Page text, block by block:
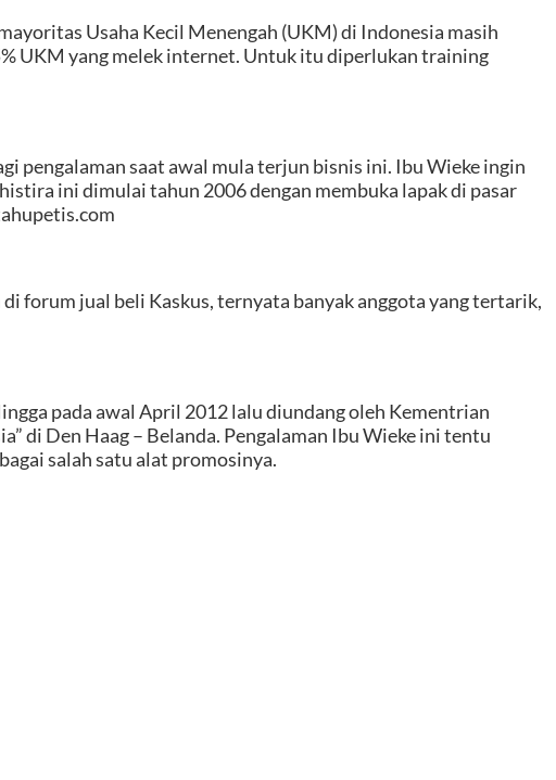
Usaha Kecil Menengah (UKM) di Indonesia masih
UKM yang melek internet. Untuk itu diperlukan training
pengalaman saat awal mula terjun bisnis ini. Ibu Wieke ingin
ini dimulai tahun 2006 dengan membuka lapak di pasar
forum jual beli Kaskus, ternyata banyak anggota yang tertarik,
pada awal April 2012 lalu diundang oleh Kementrian
di Den Haag – Belanda. Pengalaman Ibu Wieke ini tentu
salah satu alat promosinya.